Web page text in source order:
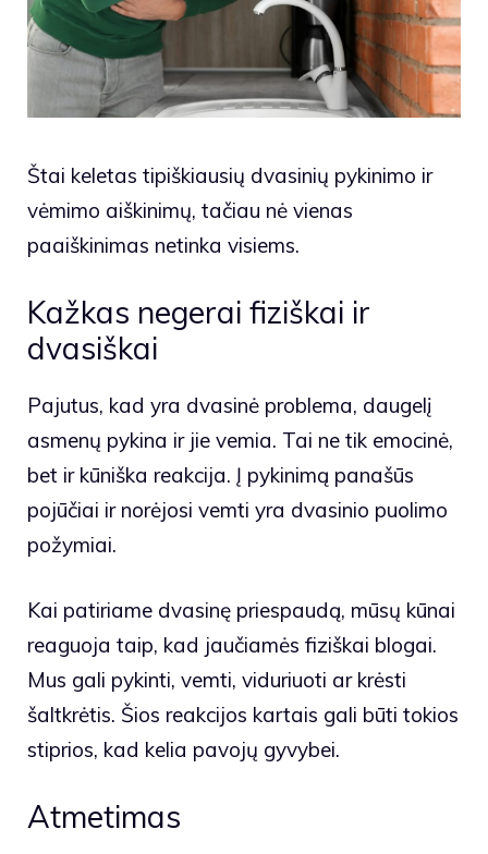
Štai keletas tipiškiausių dvasinių pykinimo ir
vėmimo aiškinimų, tačiau nė vienas
paaiškinimas netinka visiems.
Kažkas negerai fiziškai ir
dvasiškai
Pajutus, kad yra dvasinė problema, daugelį
asmenų pykina ir jie vemia. Tai ne tik emocinė,
bet ir kūniška reakcija. Į pykinimą panašūs
pojūčiai ir norėjosi vemti yra dvasinio puolimo
požymiai.
Kai patiriame dvasinę priespaudą, mūsų kūnai
reaguoja taip, kad jaučiamės fiziškai blogai.
Mus gali pykinti, vemti, viduriuoti ar krėsti
šaltkrėtis. Šios reakcijos kartais gali būti tokios
stiprios, kad kelia pavojų gyvybei.
Atmetimas